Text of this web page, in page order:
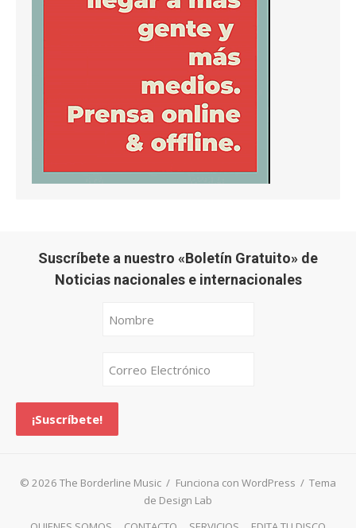
Suscríbete a nuestro «Boletín Gratuito» de
Noticias nacionales e internacionales
© 2026 The Borderline Music / Funciona con WordPress / Tema
de Design Lab